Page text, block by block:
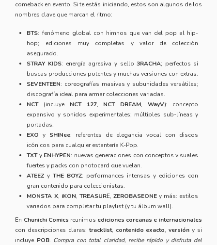
comeback en evento. Si te estás iniciando, estos son algunos de los
nombres clave que marcan el ritmo:
BTS: fenómeno global con himnos que van del pop al hip-
hop; ediciones muy completas y valor de colección
asegurado.
STRAY KIDS: energía agresiva y sello3RACHA; perfectos si
buscas producciones potentes y muchas versiones con extras.
SEVENTEEN: coreografías masivas y subunidades versátiles;
discografía ideal para armar colecciones variadas.
NCT(incluye NCT 127, NCT DREAM, WayV): concepto
expansivo y sonidos experimentales; múltiples sub-líneas y
portadas.
EXO y SHINee: referentes de elegancia vocal con discos
icónicos para cualquier estantería K-Pop.
TXTy ENHYPEN: nuevas generaciones con conceptos visuales
fuertes y packs con photocard que vuelan.
ATEEZ yTHE BOYZ: performances intensas y ediciones con
gran contenido para coleccionistas.
MONSTA X, iKON, TREASURE,ZEROBASEONE y más: estilos
variados para completar tu playlist (y tu álbum wall).
En Chunichi Comics reunimos ediciones coreanas e internacionales
con descripciones claras:tracklist, contenido exacto,versión y si
incluye POB. Compra con total claridad, recibe rápido y disfruta del